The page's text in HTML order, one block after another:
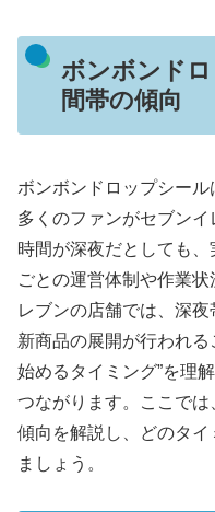
ボンボンド
間帯の傾向
ボンボンドロップシー
多くのファンがセブン
時間が深夜だとしても
ごとの運営体制や作業
レブンの店舗では、深
新商品の展開が行われ
始めるタイミング”を理
つながります。ここで
傾向を解説し、どのタ
ましょう。